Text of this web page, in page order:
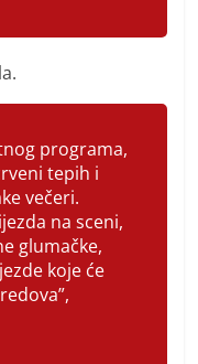
programa,
tepih i
večeri.
na sceni,
glumačke,
koje će